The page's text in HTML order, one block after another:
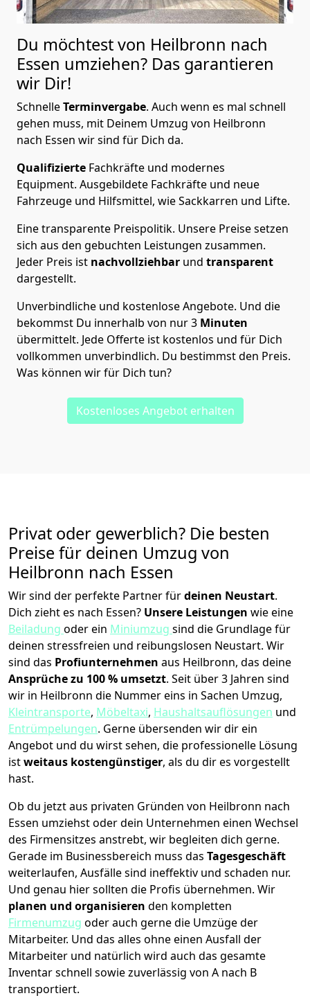
Du möchtest von Heilbronn nach
Essen umziehen? Das garantieren
wir Dir!
SchnelleTerminvergabe. Auch wenn es mal schnell
gehen muss, mit Deinem Umzug von Heilbronn
nach Essen wir sind für Dich da.
Qualifizierte Fachkräfte und modernes
Equipment. Ausgebildete Fachkräfte und neue
Fahrzeuge und Hilfsmittel, wie Sackkarren und Lifte.
Eine transparente Preispolitik. Unsere Preise setzen
sich aus den gebuchten Leistungen zusammen.
Jeder Preis ist nachvollziehbar und transparent
dargestellt.
Unverbindliche und kostenlose Angebote. Und die
bekommst Du innerhalb von nur3 Minuten
übermittelt. Jede Offerte ist kostenlos und für Dich
vollkommen unverbindlich. Du bestimmst den Preis.
Was können wir für Dich tun?
Kostenloses Angebot erhalten
Privat oder gewerblich? Die besten
Preise für deinen Umzug von
Heilbronn nach Essen
Wir sind der perfekte Partner fürdeinen Neustart.
Dich zieht es nach Essen? Unsere Leistungen wie eine
Beiladung oder ein Miniumzug sind die Grundlage für
deinen stressfreien und reibungslosen Neustart. Wir
sind das Profiunternehmen aus Heilbronn, das deine
Ansprüche zu 100 % umsetzt. Seit über 3 Jahren sind
wir in Heilbronn die Nummer eins in Sachen Umzug,
Kleintransporte, Möbeltaxi, Haushaltsauflösungen und
Entrümpelungen. Gerne übersenden wir dir ein
Angebot und du wirst sehen, die professionelle Lösung
istweitaus kostengünstiger, als du dir es vorgestellt
hast.
Ob du jetzt aus privaten Gründen von Heilbronn nach
Essen umziehst oder dein Unternehmen einen Wechsel
des Firmensitzes anstrebt, wir begleiten dich gerne.
Gerade im Businessbereich muss das Tagesgeschäft
weiterlaufen, Ausfälle sind ineffektiv und schaden nur.
Und genau hier sollten die Profis übernehmen. Wir
planen und organisieren den kompletten
Firmenumzug oder auch gerne die Umzüge der
Mitarbeiter. Und das alles ohne einen Ausfall der
Mitarbeiter und natürlich wird auch das gesamte
Inventar schnell sowie zuverlässig von A nach B
transportiert.